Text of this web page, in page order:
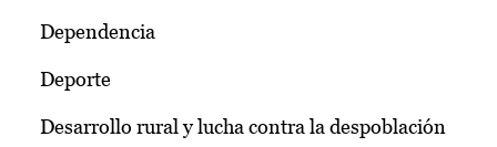
Dependencia
Deporte
Desarrollo rural y lucha contra la despoblación